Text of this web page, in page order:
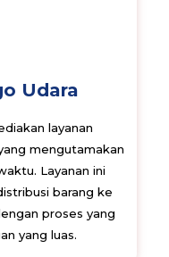
Udara
layanan
mengutamakan
Layanan ini
barang ke
proses yang
yang luas.